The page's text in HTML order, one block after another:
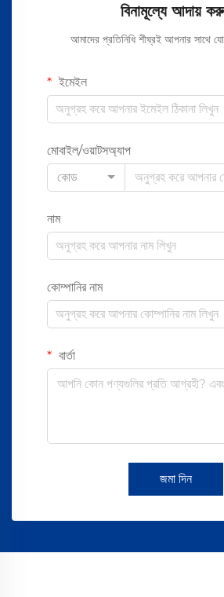
বিনামূল্যে আদায়
আমাদের প্রতিনিধি শীঘ্রই আপনার সাথে
ইমেইল
মোবাইল/ওয়াটসঅ্যাপ
কোড
নাম
কোম্পানির নাম
বার্তা
জমা দিন